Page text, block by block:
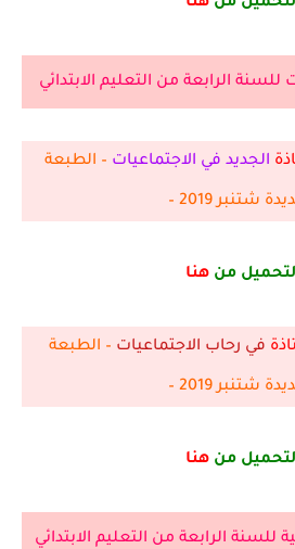
للسنة الرابعة من التعليم الابتدائي
الجديد في الاجتماعيات – الطبعة
شتنبر 2019 –
من هنا
في رحاب الاجتماعيات – الطبعة
شتنبر 2019 –
من هنا
للسنة الرابعة من التعليم الابتدائي